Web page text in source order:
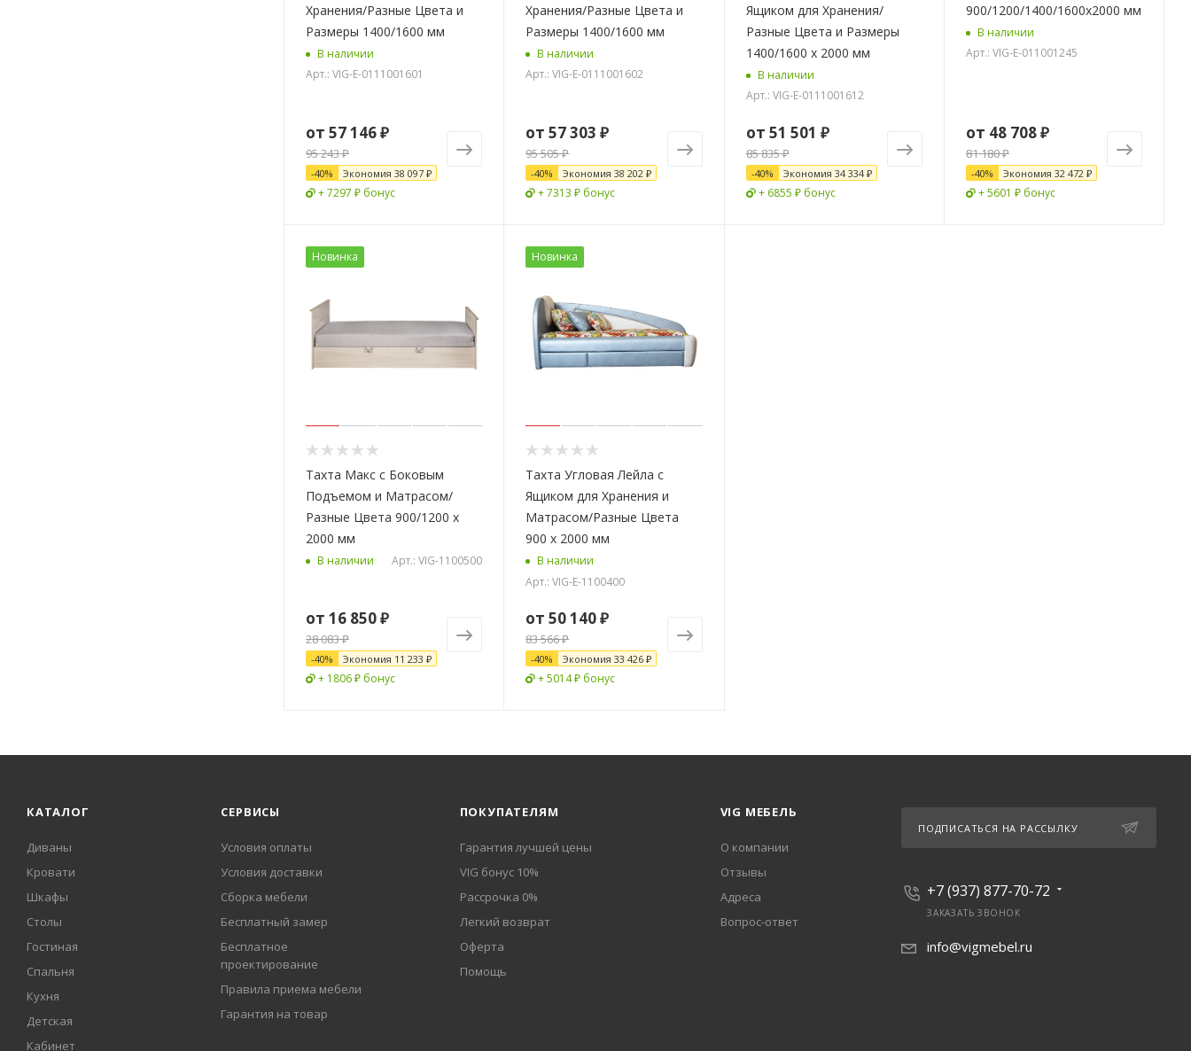
Хранения/Разные Цвета и
Размеры 1400/1600 мм
В наличии
Арт.: VIG-E-0111001601
от 57 146 ₽
95 243 ₽
-40% Экономия 38 097 ₽
+ 7297 ₽ бонус
Хранения/Разные Цвета и
Размеры 1400/1600 мм
В наличии
Арт.: VIG-E-0111001602
от57 303 ₽
95 505 ₽
-40% Экономия38 202 ₽
+ 7313 ₽ бонус
Ящиком для Хранения/
Разные Цвета и Размеры
1400/1600 х 2000 мм
В наличии
Арт.: VIG-E-0111001612
от 51 501 ₽
85 835 ₽
-40% Экономия 34 334 ₽
+ 6855 ₽ бонус
900/1200/1400/1600х2000 мм
В наличии
Арт.: VIG-E-011001245
от 48 708 ₽
81 180 ₽
-40% Экономия 32 472 ₽
+ 5601 ₽ бонус
Новинка
Тахта Макс с Боковым
Подъемом и Матрасом/
Разные Цвета 900/1200 х
2000 мм
В наличии Арт.: VIG-1100500
от 16 850 ₽
28 083 ₽
-40% Экономия 11 233 ₽
+ 1806 ₽ бонус
Новинка
Тахта Угловая Лейла с
Ящиком для Хранения и
Матрасом/Разные Цвета
900 х 2000 мм
В наличии
Арт.: VIG-E-1100400
от50 140 ₽
83 566 ₽
-40% Экономия33 426 ₽
+ 5014 ₽ бонус
КАТАЛОГ
Диваны
Кровати
Шкафы
Столы
Гостиная
Спальня
Кухня
Детская
Кабинет
СЕРВИСЫ
Условия оплаты
Условия доставки
Сборка мебели
Бесплатный замер
Бесплатное
проектирование
Правила приема мебели
Гарантия на товар
ПОКУПАТЕЛЯМ
Гарантия лучшей цены
VIG бонус 10%
Рассрочка 0%
Легкий возврат
Оферта
Помощь
VIG МЕБЕЛЬ
О компании
Отзывы
Адреса
Вопрос-ответ
ПОДПИСАТЬСЯ НА РАССЫЛКУ
+7 (937) 877-70-72
ЗАКАЗАТЬ ЗВОНОК
info@vigmebel.ru